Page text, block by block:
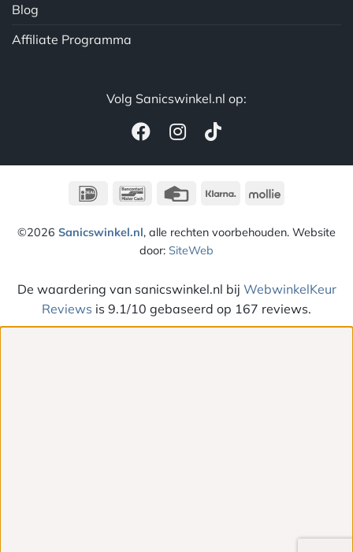
Blog
Affiliate Programma
Volg Sanicswinkel.nl op:
IDeal BancontactCredit
Klarna Mollie
©2026 Sanicswinkel.nl, alle rechten voorbehouden. Website
door: SiteWeb
De waardering van sanicswinkel.nl bij WebwinkelKeur
Reviews is 9.1/10 gebaseerd op 167 reviews.